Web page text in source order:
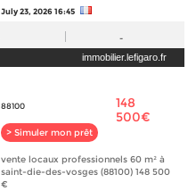
July 23, 2026 16:45
-
immobilier.lefigaro.fr
88100
> Simuler mon prêt
148
500€
vente locaux professionnels 60 m² à
saint-die-des-vosges (88100) 148 500
€